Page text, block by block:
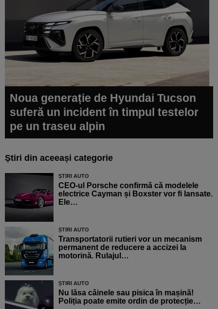
Noua generație de Hyundai Tucson
suferă un incident în timpul testelor
pe un traseu alpin
Știri din aceeași categorie
ȘTIRI AUTO
CEO-ul Porsche confirmă că modelele
electrice Cayman și Boxster vor fi lansate.
Ele…
ȘTIRI AUTO
Transportatorii rutieri vor un mecanism
permanent de reducere a accizei la
motorină. Rulajul…
ȘTIRI AUTO
Nu lăsa câinele sau pisica în mașină!
Poliția poate emite ordin de protecție…